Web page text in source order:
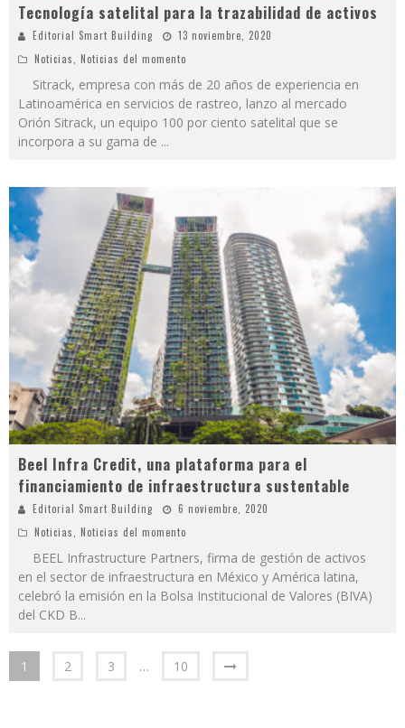
Tecnología satelital para la trazabilidad de activos
Editorial Smart Building
13 noviembre, 2020
Noticias
Noticias del momento
Sitrack, empresa con más de 20 años de experiencia en
Latinoamérica en servicios de rastreo, lanzo al mercado
Orión Sitrack, un equipo 100 por ciento satelital que se
incorpora a su gama de ...
Beel Infra Credit, una plataforma para el
financiamiento de infraestructura sustentable
Editorial Smart Building
6 noviembre, 2020
Noticias, Noticias del momento
BEEL Infrastructure Partners, firma de gestión de activos
en el sector de infraestructura en México y América latina,
celebró la emisión en la Bolsa Institucional de Valores (BIVA)
del CKD B...
1 2 3 … 10